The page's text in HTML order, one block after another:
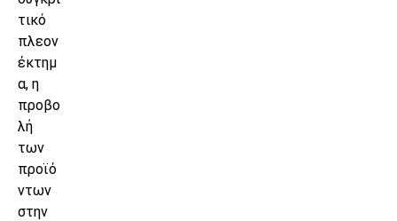
τικό
πλεον
έκτημ
α, η
προβο
λή
των
προϊό
ντων
στην